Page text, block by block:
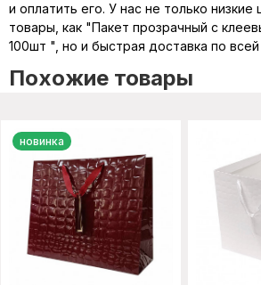
и оплатить его. У нас не только низкие
товары, как "Пакет прозрачный с
100шт ", но и быстрая доставка по
Похожие товары
новинка